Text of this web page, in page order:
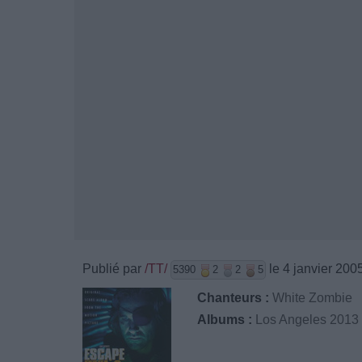
Publié par /TT/ 5390 2 2 5 le 4 janvier
Chanteurs : White Zombie
Albums :
Los Angeles 2013